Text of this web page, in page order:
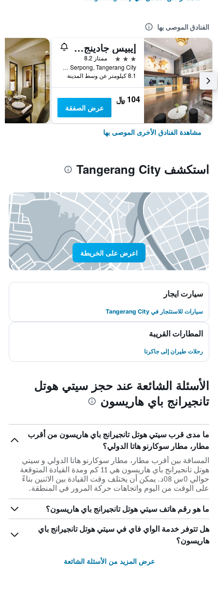
الفنادق الموصى بها
إيبيس جادينج سيربونج
3 نجوم
ممتاز 8.2
Block M 5 No 19 Jalan Boulevard Gading Serpong, Tangerang City, إندونيسيا
8.1 كيلومتر عن وسط المدينة
104 ﷼
عرض الصفقة
مشاهدة الفنادق الأخرى الموصى بها
استكشف Tangerang City
اعرض على الخريطة
سيارت ايجار
سيارات للاستئجار في Tangerang City
المطارات القريبة
رحلات طيران إلى جاكرتا
الأسئلة الشائعة عند حجز سيتي هوتل
تانجيرانج باي هاريسون
ما مدى قرب سيتي هوتل تانجيرانج باي هاريسون من أقرب
مطار، مطار سوكارنو هاتا الدولي؟
المسافة بين أقرب مطار، مطار سوكارنو هاتا الدولي و سيتي
هوتل تانجيرانج باي هاريسون هي 11 كم ومدة القيادة المتوقعة
حوالي 0س 08د. يمكن أن يختلف وقت القيادة بين الاثنين بناءً
على الوقت من اليوم واتجاهات حركة المرور في المنطقة.
ما هو رقم هاتف سيتي هوتل تانجيرانج باي هاريسون؟
هل تتوفر خدمة الواي فاي في سيتي هوتل تانجيرانج باي
هاريسون؟
عرض المزيد من الأسئلة الشائعة